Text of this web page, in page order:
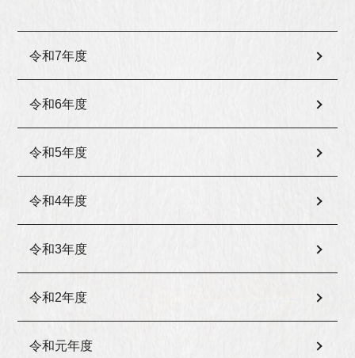
令和7年度
令和6年度
令和5年度
令和4年度
令和3年度
令和2年度
令和元年度